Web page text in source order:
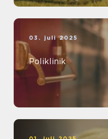
03. juli 2025
Poliklinik